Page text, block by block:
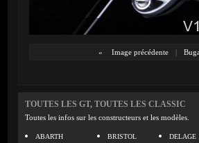
« Image précédente |
TOUTES LES GT, TOUTES LES CLASSIC
Toutes les infos sur les constructeurs et les modèles.
ABARTH
BRISTOL
DELAGE